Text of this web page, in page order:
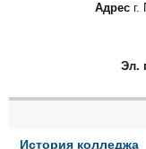
Адрес г.
Эл.
История колледжа